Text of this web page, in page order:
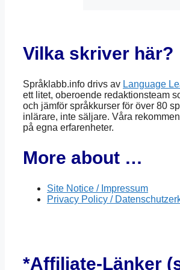
Vilka skriver här?
Språklabb.info drivs av Language
ett litet, oberoende redaktionsteam
och jämför språkkurser för över 80
inlärare, inte säljare. Våra
på egna erfarenheter.
More about …
Site Notice / Impressum
Privacy Policy /
*Affiliate-Länker